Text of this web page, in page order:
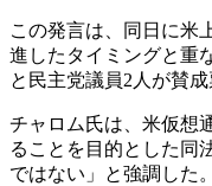
この発言は、同日に米
進したタイミングと重
と民主党議員2人が賛成
チャロム氏は、米仮想
ることを目的とした同
ではない」と強調した